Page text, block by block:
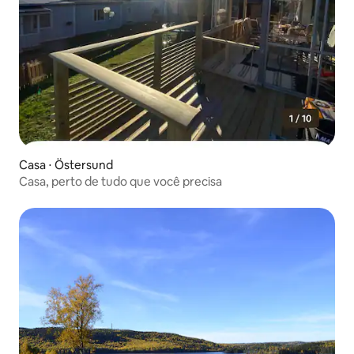
Casa ⋅ Östersund
Casa, perto de tudo que você precisa